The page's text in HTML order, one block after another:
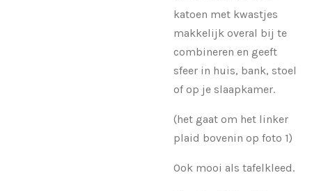
katoen met kwastjes
makkelijk overal bij te
combineren en geeft
sfeer in huis, bank, stoel
of op je slaapkamer.
(het gaat om het linker
plaid bovenin op foto 1)
Ook mooi als tafelkleed.